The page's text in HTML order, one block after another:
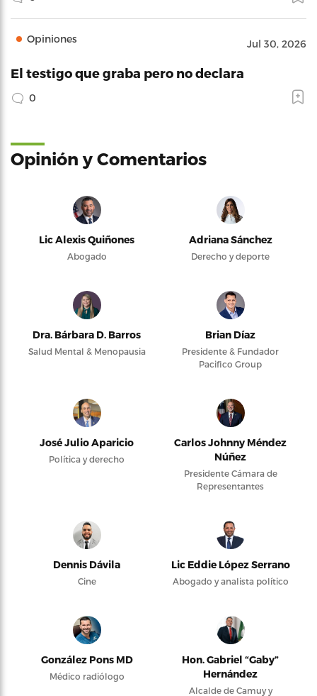
Opiniones Jul 30, 2026
El testigo que graba pero no declara
0
Opinión y Comentarios
Lic Alexis Quiñones
Abogado
Adriana Sánchez
Derecho y deporte
Dra. Bárbara D. Barros
Salud Mental & Menopausia
Brian Díaz
Presidente & Fundador
Pacifico Group
José Julio Aparicio
Política y derecho
Carlos Johnny Méndez
Núñez
Presidente Cámara de
Representantes
Dennis Dávila
Cine
Lic Eddie López Serrano
Abogado y analista político
González Pons MD
Médico radiólogo
Hon. Gabriel “Gaby”
Hernández
Alcalde de Camuy y